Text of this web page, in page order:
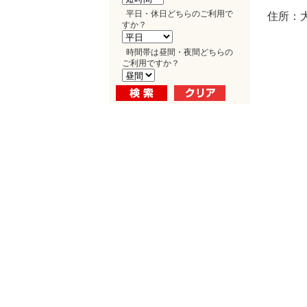
平日・休日どちらのご利用で
すか？
時間帯は昼間・夜間どちらの
ご利用ですか？
住所：